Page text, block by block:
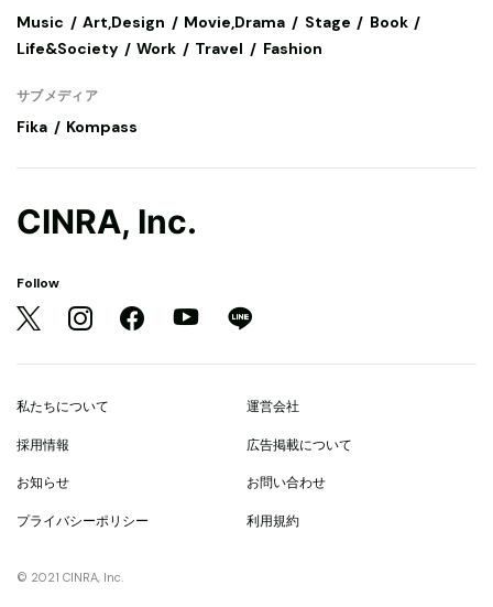
Music Art,Design Movie,Drama Stage
Book
Life&Society
Work Travel Fashion
サブメディア
Fika Kompass
CINRA, Inc.
Follow
私たちについて 運営会社
採用情報 広告掲載について
お知らせ お問い合わせ
プライバシーポリシー 利用規約
© 2021 CINRA, Inc.